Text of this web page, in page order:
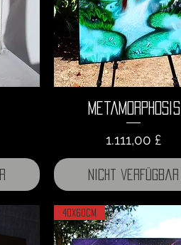
Metamorphosis
Preis
1.111,00 £
Nicht verfügbar
40x60cm